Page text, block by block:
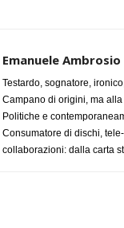
Emanuele Ambrosio
Testardo, sognatore,
Campano di origini, ma
Politiche e
Consumatore di dischi,
collaborazioni: dalla carta